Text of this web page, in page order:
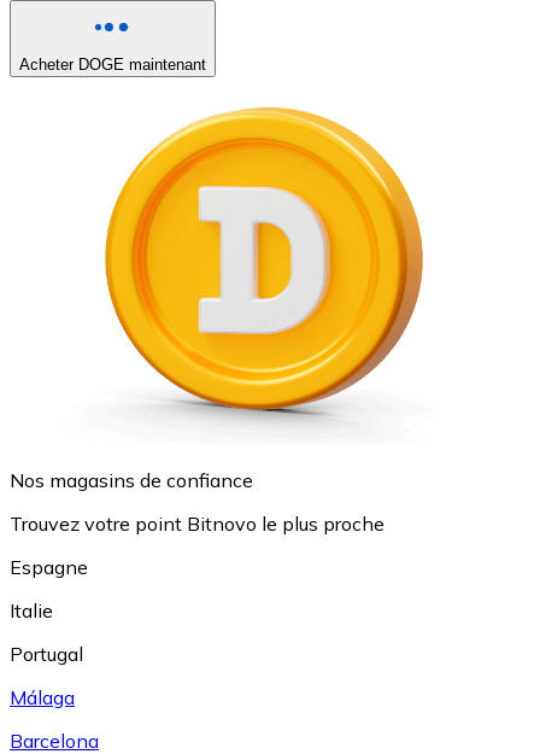
Acheter DOGE maintenant
Nos magasins de confiance
Trouvez votre point Bitnovo le plus proche
Espagne
Italie
Portugal
Málaga
Barcelona